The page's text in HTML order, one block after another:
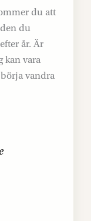
du att
du
år. Är
kan vara
vandra